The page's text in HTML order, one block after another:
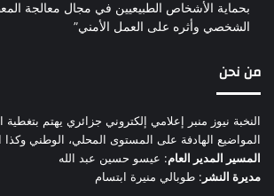
بحماية الأشخاص الطبيعيين في مجال معالجة
الشخصي وأثره على العمل الأمني”
من نحن
النخبة نيوز منبر إعلامي إلكتروني جزائري يهتم بتغطية
المواضيع الهادفة على المستوى المحلي، الوطني وكذا
المسير المدير العام: عيسو حسين عبد الله
مديرة النشر : طوبالي منيرة ابتسام